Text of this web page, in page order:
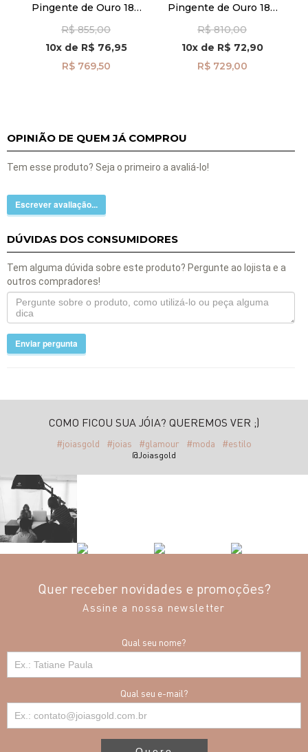
Pingente de Ouro 18k
Rosa 3mm pi24473
R$ 855,00
10xde R$ 76,95
R$ 769,50
Pingente de Ouro 18k
Azul 3mm pi24474
R$ 810,00
10xde R$ 72,90
R$ 729,00
OPINIÃO DE QUEM JÁ COMPROU
Tem esse produto? Seja o primeiro a avaliá-lo!
Escrever avaliação...
DÚVIDAS DOS CONSUMIDORES
Tem alguma dúvida sobre este produto? Pergunte ao lojista e a
outros compradores!
Enviar pergunta
COMO FICOU SUA JÓIA? QUEREMOS VER ;)
#joiasgold #joias #glamour #moda #estilo
@Joiasgold
Quer receber novidades e promoções?
Assine a nossa newsletter
Qual seu nome?
Qual seu e-mail?